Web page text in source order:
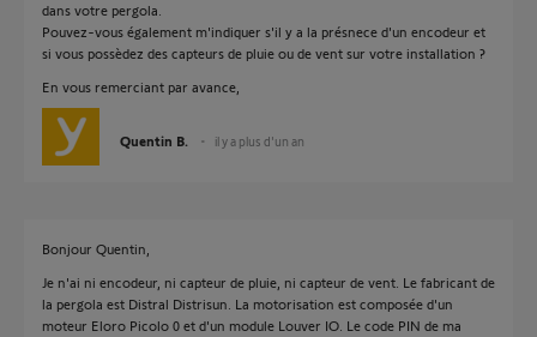
dans votre pergola.
Pouvez-vous également m'indiquer s'il y a la présnece d'un encodeur et
si vous possèdez des capteurs de pluie ou de vent sur votre installation ?
En vous remerciant par avance,
Quentin B. il y a plus d'un an
Bonjour Quentin,
Je n'ai ni encodeur, ni capteur de pluie, ni capteur de vent. Le fabricant de
la pergola est Distral Distrisun. La motorisation est composée d'un
moteur Eloro Picolo 0 et d'un module Louver IO. Le code PIN de ma